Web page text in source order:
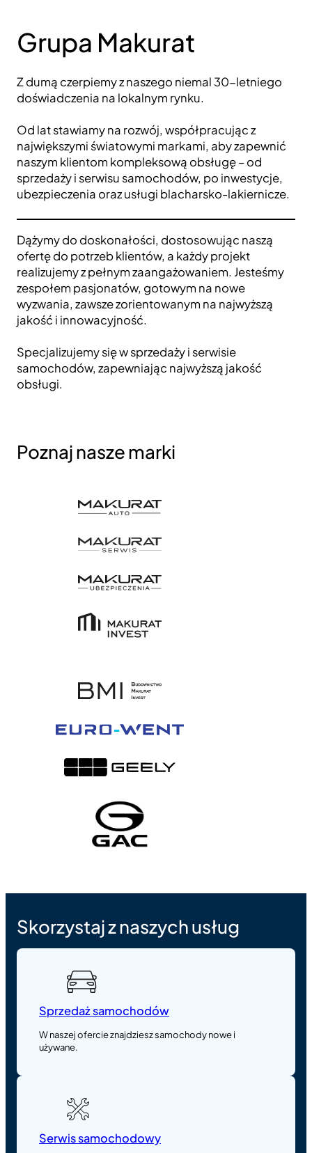
Grupa Makurat
Z dumą czerpiemy z naszego niemal 30-letniego
doświadczenia na lokalnym rynku.
Od lat stawiamy na rozwój, współpracując z
największymi światowymi markami, aby zapewnić
naszym klientom kompleksową obsługę – od
sprzedaży i serwisu samochodów, po inwestycje,
ubezpieczenia oraz usługi blacharsko-lakiernicze.
Dążymy do doskonałości, dostosowując naszą
ofertę do potrzeb klientów, a każdy projekt
realizujemy z pełnym zaangażowaniem. Jesteśmy
zespołem pasjonatów, gotowym na nowe
wyzwania, zawsze zorientowanym na najwyższą
jakość i innowacyjność.
Specjalizujemy się w sprzedaży i serwisie
samochodów, zapewniając najwyższą jakość
obsługi.
Poznaj nasze marki
Skorzystaj z naszych usług
Sprzedaż samochodów
W naszej ofercie znajdziesz samochody nowe i
używane.
Serwis samochodowy